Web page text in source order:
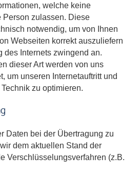
welche keine
Person zulassen. Diese
notwendig, um von Ihnen
Webseiten korrekt auszuliefern
des Internets zwingend an.
dieser Art werden von uns
um unseren Internetauftritt und
zu optimieren.
Daten bei der Übertragung zu
dem aktuellen Stand der
Verschlüsselungsverfahren (z.B.